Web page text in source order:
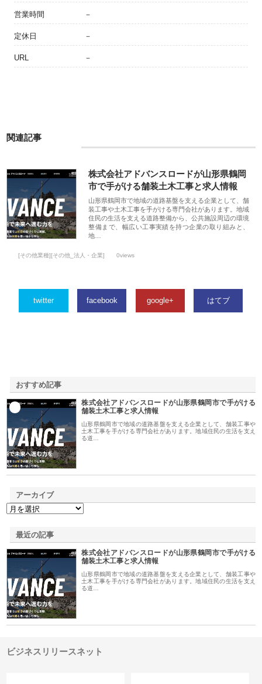
営業時間 －
定休日 －
URL －
関連記事
株式会社アドバンスロードが山形県鶴岡
市で手がける舗装土木工事と求人情報
山形県鶴岡市で地域の道路基盤を支える企業として、舗
装工事や土木工事を手がける専門会社があります。地域
住民の生活を支える道路整備から、公共施設周辺の環境
整備まで、幅広い工事実績を持つ企業の取り組みと、
地…
[その他業種][その他_法人・企業] 0views
twitter facebook google+ はてブ
おすすめ記事
株式会社アドバンスロードが山形県鶴岡市で手がける
舗装土木工事と求人情報
山形県鶴岡市で地域の道路基盤を支える企業として、舗装工事や
土木工事を手がける専門会社があります。地域住民の生活を支え
る道…
アーカイブ
最近の記事
株式会社アドバンスロードが山形県鶴岡市で手がける
舗装土木工事と求人情報
山形県鶴岡市で地域の道路基盤を支える企業として、舗装工事や
土木工事を手がける専門会社があります。地域住民の生活を支え
る道…
ビジネスリリースネット